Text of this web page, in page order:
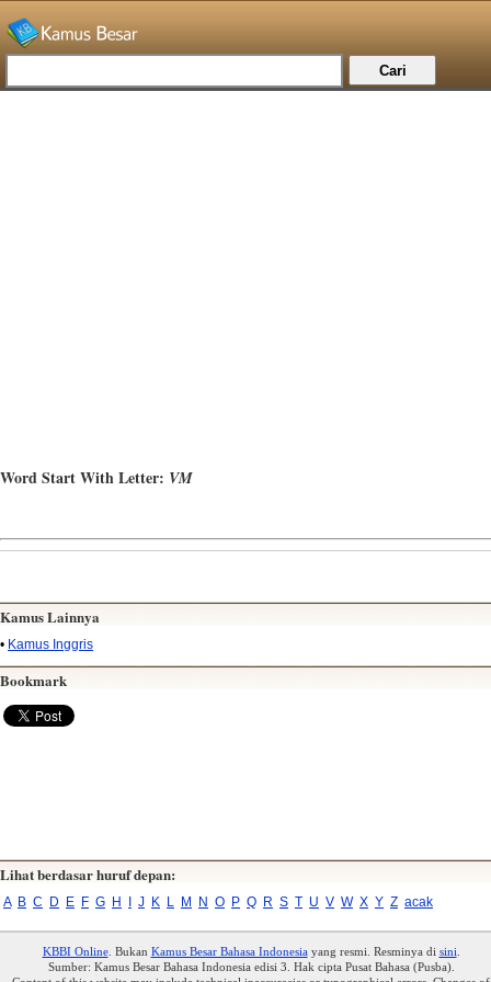
Word Start With Letter: VM
Kamus Lainnya
• Kamus Inggris
Bookmark
Lihat berdasar huruf depan:
A B C D E F G H J K L M N O P Q R S T U V W X Y Z acak
KBBI Online. Bukan Kamus Besar Bahasa Indonesiayang resmi. Resminya di sini.
Sumber: Kamus Besar Bahasa Indonesia edisi 3. Hak cipta Pusat Bahasa (Pusba).